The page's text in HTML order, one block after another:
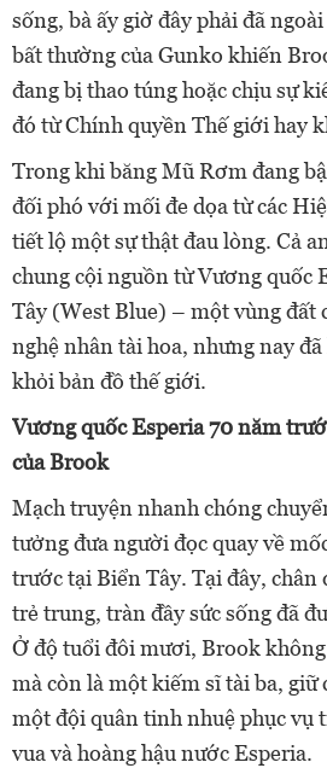
sống, bà ấy giờ đây phải đã
bất thường của Gunko khiến
đang bị thao túng hoặc chịu sự
đó từ Chính quyền Thế giới hay
Trong khi băng Mũ Rơm đang
đối phó với mối đe dọa từ các
tiết lộ một sự thật đau lòng. Cả
chung cội nguồn từ Vương quốc
Tây (West Blue) – một vùng đất
nghệ nhân tài hoa, nhưng nay
khỏi bản đồ thế giới.
Vương quốc Esperia 70 năm
của Brook
Mạch truyện nhanh chóng
tưởng đưa người đọc quay về
trước tại Biển Tây. Tại đây,
trẻ trung, tràn đầy sức sống đã
Ở độ tuổi đôi mươi, Brook
mà còn là một kiếm sĩ tài ba, giữ
một đội quân tinh nhuệ phục vụ
vua và hoàng hậu nước Esperia.